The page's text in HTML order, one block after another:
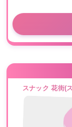
スナック 花街(